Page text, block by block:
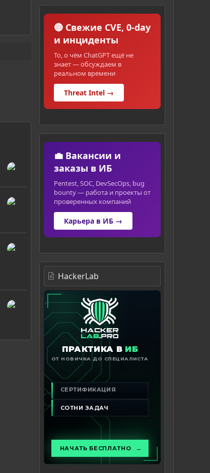
🔴 Свежие CVE, 0-day
и инциденты
То, о чём ChatGPT ещё не
знает — обсуждаем в
реальном времени
Threat Intel →
💼 Вакансии и
заказы в ИБ
Pentest, SOC, DevSecOps, bug
bounty — работа и проекты от
проверенных компаний
Карьера в ИБ →
HackerLab